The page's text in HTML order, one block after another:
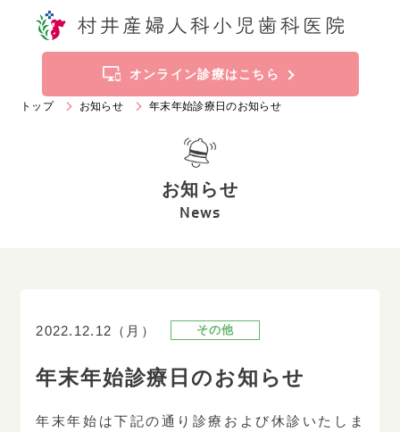
オンライン診療はこちら
トップ お知らせ
ご挨拶
産婦人科
Tel.019 -636-2211
トップ お知らせ 年末年始診療日のお知らせ
お知らせ
News
2022.12.12（月） その他
年末年始診療日のお知らせ
年末年始は下記の通り診療および休診いたしま